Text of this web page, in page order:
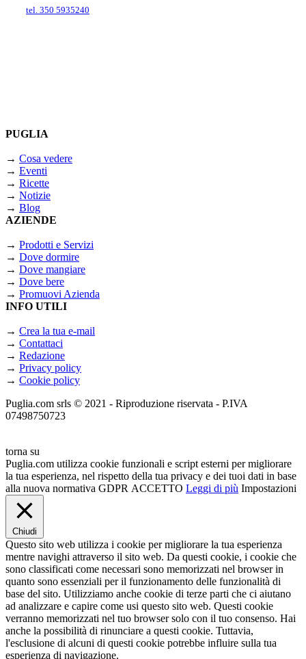
tel. 350 5935240
PUGLIA
→ Cosa vedere
→ Eventi
→ Ricette
→ Notizie
→ Blog
AZIENDE
→ Prodotti e Servizi
→ Dove dormire
→ Dove mangiare
→ Dove bere
→ Promuovi Azienda
INFO UTILI
→ Crea la tua e-mail
→ Contattaci
→ Redazione
→ Privacy policy
→ Cookie policy
Puglia.com srls © 2021 - Riproduzione riservata - P.IVA
07498750723
torna su
Puglia.com utilizza cookie funzionali e script esterni per migliorare
la tua esperienza, nel rispetto della tua privacy e dei tuoi dati in base
alla nuova normativa GDPR ACCETTO Leggi di più Impostazioni
Chiudi
Questo sito web utilizza i cookie per migliorare la tua esperienza
mentre navighi attraverso il sito web. Da questi cookie, i cookie che
sono classificati come necessari sono memorizzati nel browser in
quanto sono essenziali per il funzionamento delle funzionalità di
base del sito. Utilizziamo anche cookie di terze parti che ci aiutano
ad analizzare e capire come usi questo sito web. Questi cookie
verranno memorizzati nel tuo browser solo con il tuo consenso. Hai
anche la possibilità di rinunciare a questi cookie. Tuttavia,
l'esclusione di alcuni di questi cookie potrebbe influire sulla tua
esperienza di navigazione.